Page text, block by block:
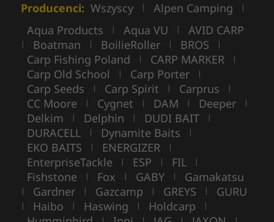
Producenci: Wszyscy | Alpen Camping |
Aqua Products | Aqua VU | AVID CARP
| Boatman | BoilieRoller | BROS |
Carp Fishing Poland | CARP MARKER |
Carp Old School | Carp Porter |
Carp Seeds | Carp Spirit | Carprus |
CC Moore | Cygnet | DAM | Deeper |
Delkim | Delphin | DUDI BAIT |
DURACELL | Dynamite Baits |
EKO BAITS | ENERGIZER |
EnterpriseTackle | ESP | FIL |
Fishstone | Fox | GABY | Gamakatsu
| Gardner | Gazcamp | GREYS | GURU
| Haibo | Haswing | Holdcarp |